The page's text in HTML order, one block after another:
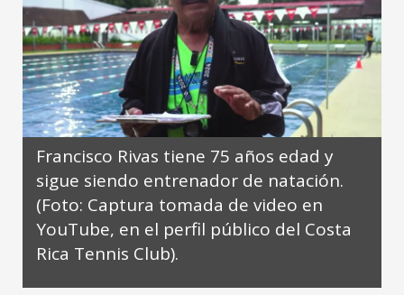
Francisco Rivas tiene 75 años edad y
sigue siendo entrenador de natación.
(Foto: Captura tomada de video en
YouTube, en el perfil público del Costa
Rica Tennis Club).